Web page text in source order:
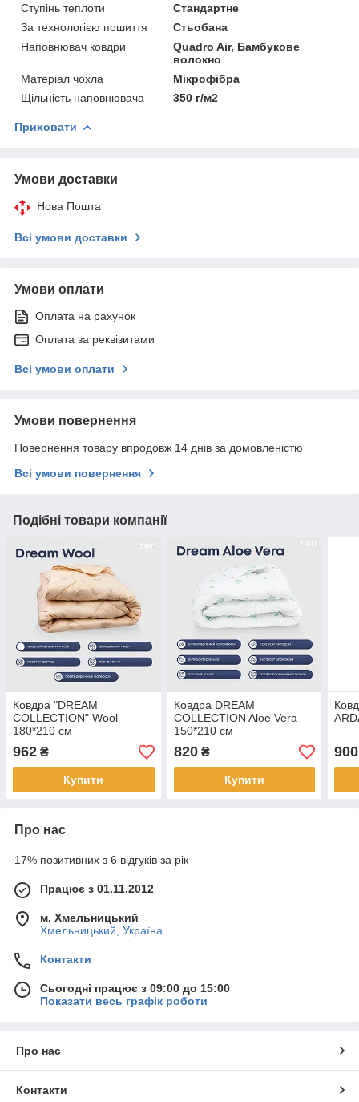
Ступінь теплоти
Стандартне
За технологією пошиття
Стьобана
Наповнювач ковдри
Quadro Air, Бамбукове
волокно
Матеріал чохла
Мікрофібра
Щільність наповнювача
350 г/м2
Приховати
Умови доставки
Нова Пошта
Всі умови доставки
Умови оплати
Оплата на рахунок
Оплата за реквізитами
Всі умови оплати
Умови повернення
Повернення товару впродовж 14 днів за домовленістю
Всі умови повернення
Подібні товари компанії
Ковдра "DREAM
COLLECTION" Wool
180*210 см
962 ₴
Купити
Ковдра DREAM
COLLECTION Aloe Vera
150*210 см
820₴
Купити
900
Про нас
17% позитивних з 6 відгуків за рік
Працює з 01.11.2012
м. Хмельницький
Хмельницький, Україна
Контакти
Сьогодні працює з 09:00 до 15:00
Показати весь графік роботи
Про нас
Контакти